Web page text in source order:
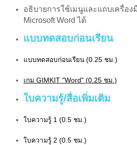
อธิบายการใช้เมนูและแถบเครื่อง
Microsoft Word ได้
แบบทดสอบก่อนเรียน
แบบทดสอบก่อนเรียน (0.25 ชม.)
เกม GIMKIT "Word" (0.25 ชม.)
ใบความรู้/สื่อเพิ่มเติม
ใบความรู้ 1 (0.5 ชม.)
ใบความรู้ 2 (0.5 ชม.)